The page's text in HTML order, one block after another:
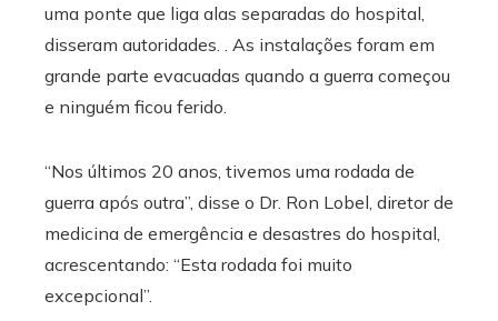
uma ponte que liga alas separadas do hospital,
disseram autoridades. . As instalações foram em
grande parte evacuadas quando a guerra começou
e ninguém ficou ferido.
“Nos últimos 20 anos, tivemos uma rodada de
guerra após outra”, disse o Dr. Ron Lobel, diretor de
medicina de emergência e desastres do hospital,
acrescentando: “Esta rodada foi muito
excepcional”.